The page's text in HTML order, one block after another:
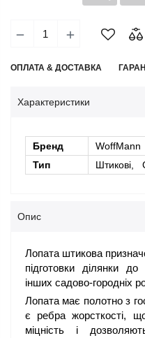
ОПЛАТА & ДОСТАВКА
Характеристики
Бренд
WoffMann
Тип
Штикові,
Опис
Лопата штикова
підготовки ділянки
інших садово-городніх
Лопата має полотно з
є ребра жорсткості,
міцність і